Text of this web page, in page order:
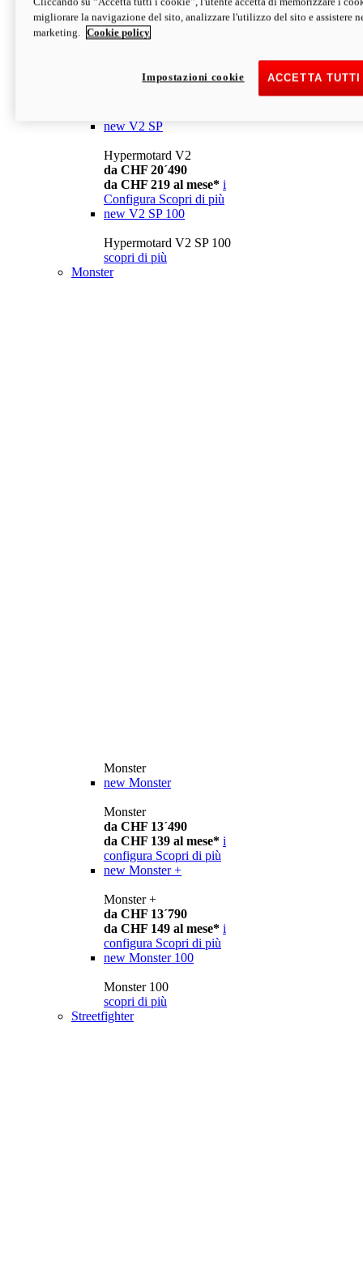
da CHF 13´990
Configura Scopri di più
newV2
da CHF 15´990
new V2 SP
Hypermotard V2
da CHF 20´490
da CHF 219 al mese* i
Configura Scopri di più
new V2 SP 100
Hypermotard V2 SP 100
scopri di più
Monster
Monster
new Monster
Monster
da CHF 13´490
da CHF 139 al mese* i
configura Scopri di più
new Monster +
Monster +
da CHF 13´790
da CHF 149 al mese* i
configura Scopri di più
new Monster 100
Monster 100
scopri di più
Streetfighter
migliorare la navigazione del sito, analizzare l'utilizzo del sito e assistere
marketing.
Cookie policy
ACCETTA
Impostazioni cookie